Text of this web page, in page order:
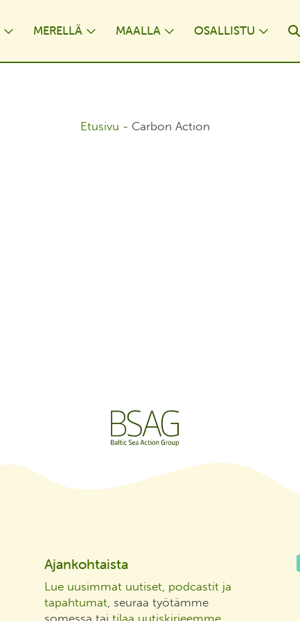
MERELLÄ MAALLA OSALLISTU
Etusivu - Carbon Action
Ajankohtaista
Lue uusimmat uutiset, podcastit ja
tapahtumat , seuraa työtämme
somessa taitilaa uutiskirjeemme